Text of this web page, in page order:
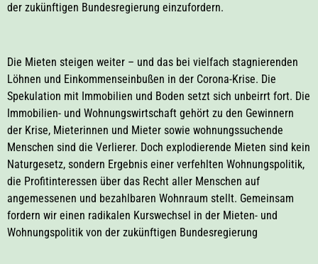
der zukünftigen Bundesregierung einzufordern.
Die Mieten steigen weiter – und das bei vielfach stagnierenden
Löhnen und Einkommenseinbußen in der Corona-Krise. Die
Spekulation mit Immobilien und Boden setzt sich unbeirrt fort. Die
Immobilien- und Wohnungswirtschaft gehört zu den Gewinnern
der Krise, Mieterinnen und Mieter sowie wohnungssuchende
Menschen sind die Verlierer. Doch explodierende Mieten sind kein
Naturgesetz, sondern Ergebnis einer verfehlten Wohnungspolitik,
die Profitinteressen über das Recht aller Menschen auf
angemessenen und bezahlbaren Wohnraum stellt. Gemeinsam
fordern wir einen radikalen Kurswechsel in der Mieten- und
Wohnungspolitik von der zukünftigen Bundesregierung